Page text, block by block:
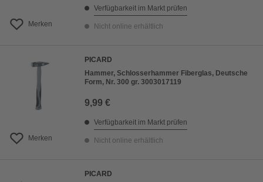
Merken
Verfügbarkeit im Markt prüfen
Nicht online erhältlich
Merken
PICARD
Hammer, Schlosserhammer Fiberglas, Deutsche
Form, Nr. 300 gr. 3003017119
9,99 €
Verfügbarkeit im Markt prüfen
Nicht online erhältlich
PICARD